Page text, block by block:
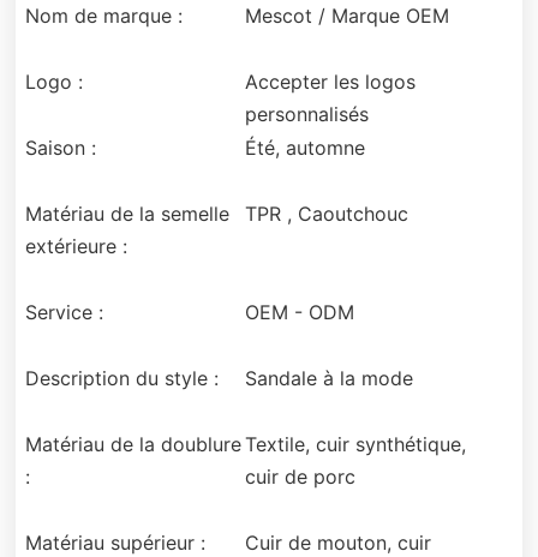
Nom de marque : Mescot / Marque OEM
Logo :
Accepter les logos
personnalisés
Saison :
Été, automne
Matériau de la semelle
extérieure :
TPR , Caoutchouc
Service : OEM - ODM
Description du style : Sandale à la mode
Matériau de la doublure
:
Textile, cuir synthétique,
cuir de porc
Matériau supérieur :
Cuir de mouton, cuir